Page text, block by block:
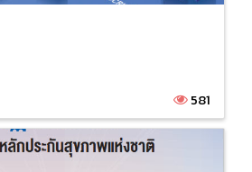
581